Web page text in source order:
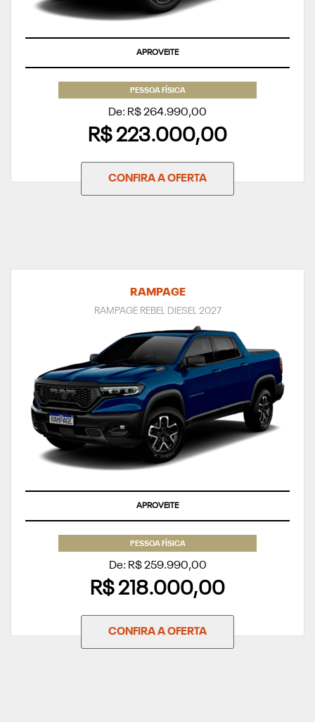
APROVEITE
PESSOA FÍSICA
De: R$ 264.990,00
R$ 223.000,00
CONFIRA A OFERTA
RAMPAGE
RAMPAGE REBEL DIESEL 2027
APROVEITE
PESSOA FÍSICA
De: R$ 259.990,00
R$ 218.000,00
CONFIRA A OFERTA